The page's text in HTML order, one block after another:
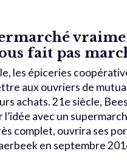
fait pas
les épiceries
aux ouvriers de
achats. 21e siècle,
l’idée avec un
complet, ouvrira ses
en septembre